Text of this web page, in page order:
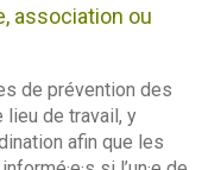
association ou
de prévention des
lieu de travail, y
afin que les